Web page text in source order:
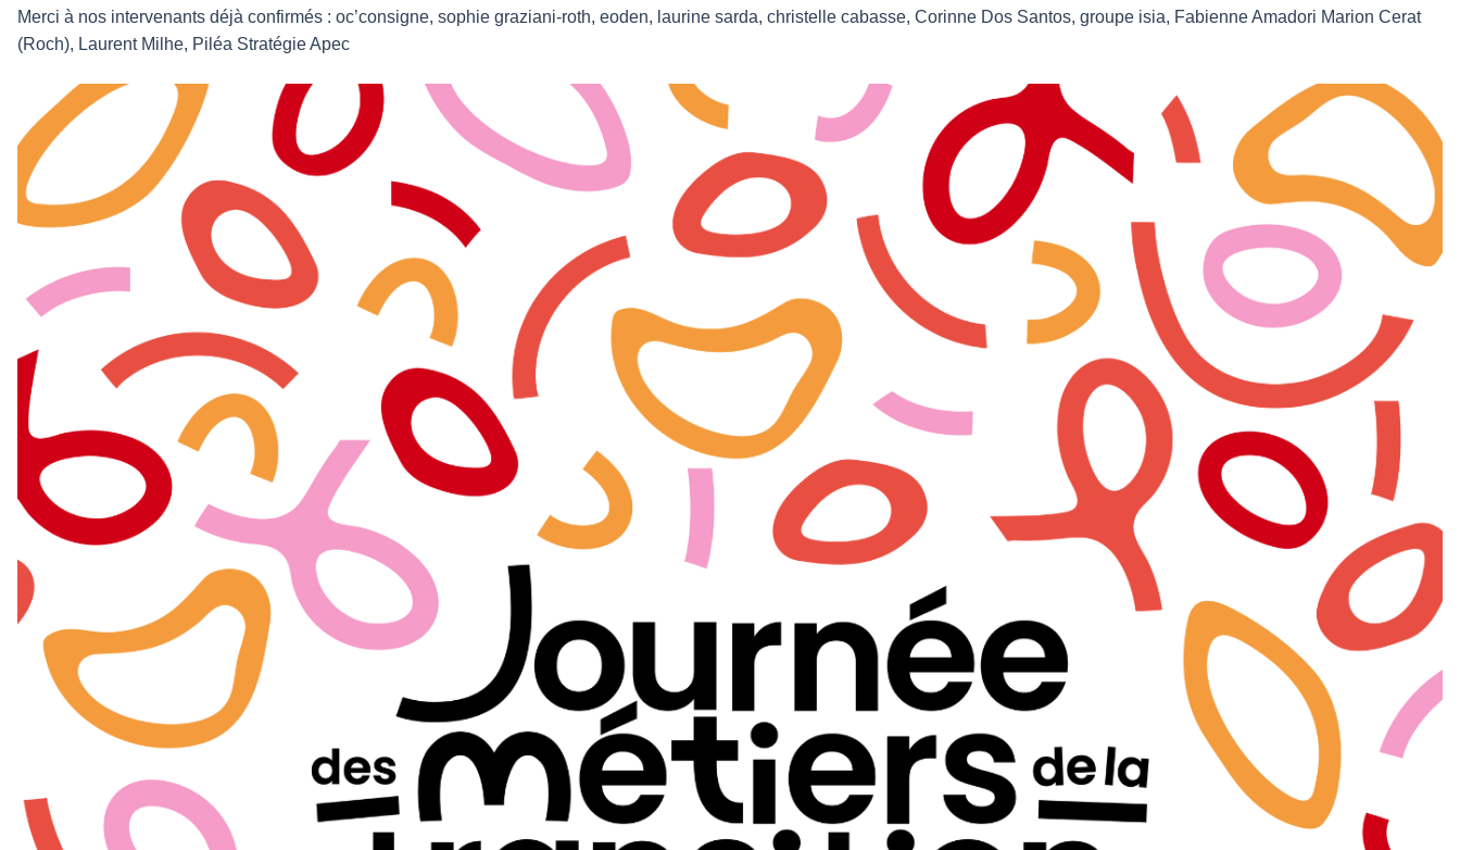
Merci à nos intervenants déjà confirmés : oc’consigne, sophie graziani-roth, eoden, laurine sarda, christelle cabasse, Corinne Dos Santos, groupe isia, Fabienne Amadori Marion Cerat
(Roch), Laurent Milhe, Piléa Stratégie Apec